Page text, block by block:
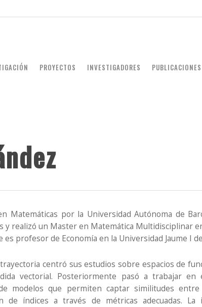
PROYECTOS INVESTIGADORES PUBLICACIONES
Matemáticas por la Universidad Autónoma de
y realizó un Master en Matemática Multidisciplinar
es profesor de Economía en la Universidad Jaume I
centró sus estudios sobre espacios de
vectorial. Posteriormente pasó a trabajar
modelos que permiten captar similitudes
de índices a través de métricas adecuadas.